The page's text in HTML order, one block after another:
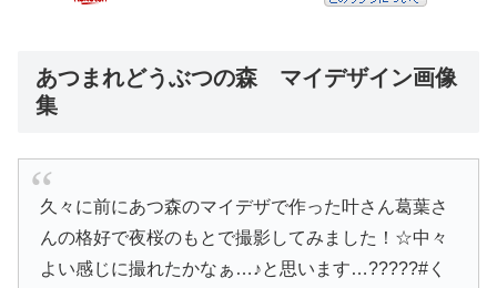
あつまれどうぶつの森 マイデザイン画像
集
久々に前にあつ森のマイデザで作った叶さん葛葉さ
んの格好で夜桜のもとで撮影してみました！☆中々
よい感じに撮れたかなぁ…♪と思います…?????#く